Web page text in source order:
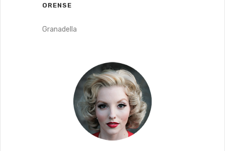
ORENSE
Granadella